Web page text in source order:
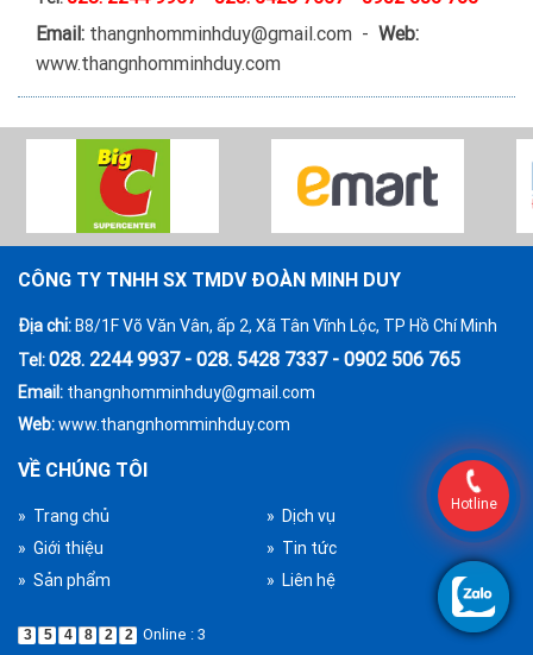
Email: thangnhomminhduy@gmail.com - Web:
www.thangnhomminhduy.com
CÔNG TY TNHH SX TMDV ĐOÀN MINH DUY
Địa chỉ:B8/1F Võ Văn Vân, ấp 2, Xã Tân Vĩnh Lộc, TP Hồ Chí Minh
Tel:028. 2244 9937 - 028. 5428 7337 - 0902 506 765
Email: thangnhomminhduy@gmail.com
Web:www.thangnhomminhduy.com
VỀ CHÚNG TÔI
» Trang chủ
» Dịch vụ
» Giới thiệu
» Tin tức
» Sản phẩm
» Liên hệ
3 5 4 8 2 2 Online : 3
Hotline